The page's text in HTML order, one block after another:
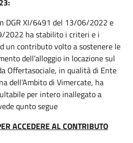
DGR XI/6491 del 13/06/2022 e
2022 ha stabilito i criteri e i
un contributo volto a sostenere le
dell’alloggio in locazione sul
Offertasociale, in qualità di Ente
dell’Ambito di Vimercate, ha
per intero inallegato a
qunto segue
ACCEDERE AL CONTRIBUTO